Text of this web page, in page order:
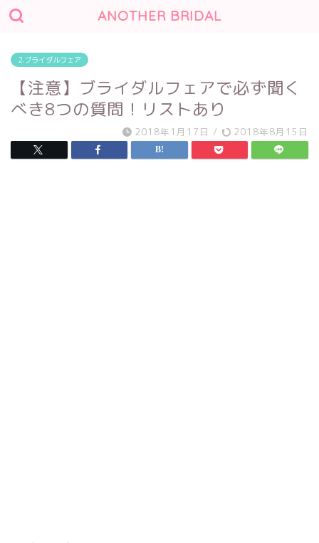
ANOTHER BRIDAL
2.ブライダルフェア
【注意】ブライダルフェアで必ず聞く
べき8つの質問！リストあり
2018年1月17日 / 2018年8月15日